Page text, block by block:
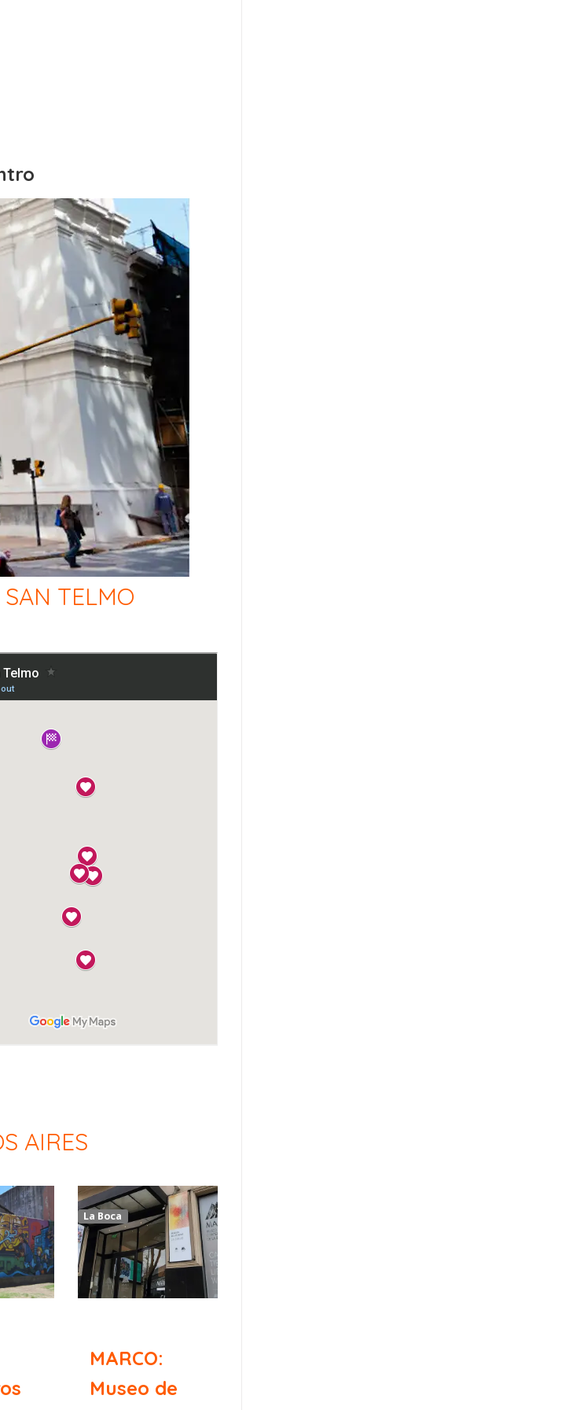
TELMO
AIRES
La Boca
MARCO:
Museo de